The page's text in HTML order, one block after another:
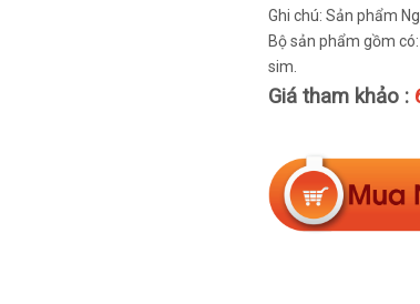
Ghi chú: Sản phẩm
Bộ sản phẩm gồm
sim.
Giá tham khảo :